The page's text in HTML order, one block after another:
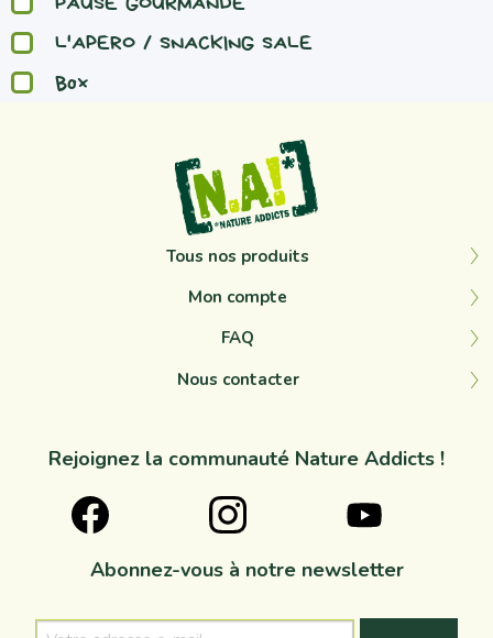
L'APERO / SNACKING SALE
Box
Tous nos produits
Mon compte
FAQ
Nous contacter
Rejoignez la communauté Nature Addicts !
Abonnez-vous à notre newsletter